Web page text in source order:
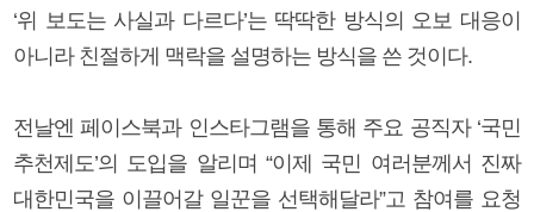
‘위 보도는 사실과 다르다’는 딱딱한 방식의 오보 대응이
아니라 친절하게 맥락을 설명하는 방식을 쓴 것이다.
전날엔 페이스북과 인스타그램을 통해 주요 공직자 ‘국민
추천제도’의 도입을 알리며 “이제 국민 여러분께서 진짜
대한민국을 이끌어갈 일꾼을 선택해달라”고 참여를 요청